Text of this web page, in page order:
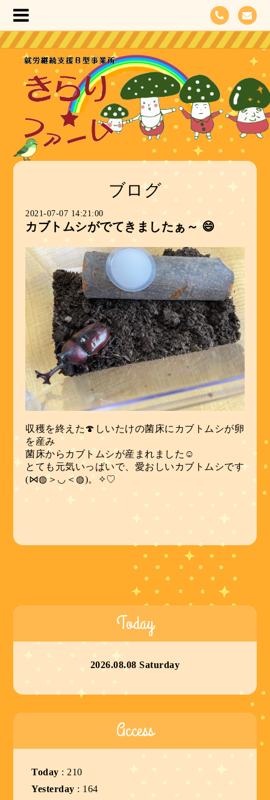
ブログ
2021-07-07 14:21:00
カブトムシがでてきましたぁ～ 😄
収穫を終えた🍄しいたけの菌床にカブトムシが卵
を産み
菌床からカブトムシが産まれました☺
とても元気いっぱいで、愛おしいカブトムシです
(⋈◍＞◡＜◍)。✧♡
Today
2026.08.08 Saturday
Access
Today : 210
Yesterday : 164